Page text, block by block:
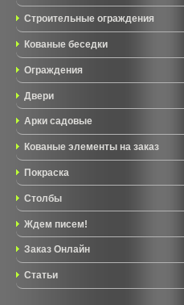
Строительные ограждения
Кованые беседки
Ограждения
Двери
Арки садовые
Кованые элементы на заказ
Покраска
Столбы
Ждем писем!
Заказ Онлайн
Статьи